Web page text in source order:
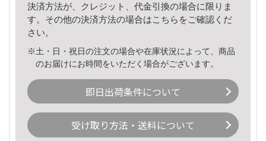
決済方法が、クレジット、代金引換の場合に限りま
す。その他の決済方法の場合はこちら をご確認くだ
さい。
※土・日・祝日の注文の場合や在庫状況によって、商品
のお届けにお時間をいただく場合がございます。
即日出荷条件について
受け取り方法・送料について